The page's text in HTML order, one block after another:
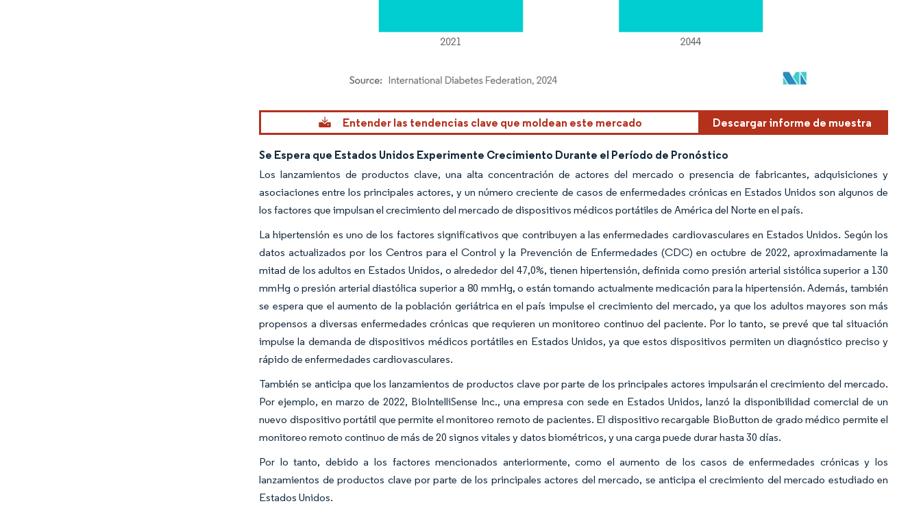
Imagen © Mordor Intelligence. El uso requiere atribución según CC BY 4.0.
Entender las tendencias clave que moldean este mercado Descargar informe de muestra
Se Espera que Estados Unidos Experimente Crecimiento Durante el Período de Pronóstico
Los lanzamientos de productos clave, una alta concentración de actores del mercado o presencia de fabricantes, adquisiciones y
asociaciones entre los principales actores, y un número creciente de casos de enfermedades crónicas en Estados Unidos son algunos de
los factores que impulsan el crecimiento del mercado de dispositivos médicos portátiles de América del Norte en el país.
La hipertensión es uno de los factores significativos que contribuyen a las enfermedades cardiovasculares en Estados Unidos. Según los
datos actualizados por los Centros para el Control y la Prevención de Enfermedades (CDC) en octubre de 2022, aproximadamente la
mitad de los adultos en Estados Unidos, o alrededor del 47,0%, tienen hipertensión, definida como presión arterial sistólica superior a 130
mmHg o presión arterial diastólica superior a 80 mmHg, o están tomando actualmente medicación para la hipertensión. Además, también
se espera que el aumento de la población geriátrica en el país impulse el crecimiento del mercado, ya que los adultos mayores son más
propensos a diversas enfermedades crónicas que requieren un monitoreo continuo del paciente. Por lo tanto, se prevé que tal situación
impulse la demanda de dispositivos médicos portátiles en Estados Unidos, ya que estos dispositivos permiten un diagnóstico preciso y
rápido de enfermedades cardiovasculares.
También se anticipa que los lanzamientos de productos clave por parte de los principales actores impulsarán el crecimiento del mercado.
Por ejemplo, en marzo de 2022, BioIntelliSense Inc., una empresa con sede en Estados Unidos, lanzó la disponibilidad comercial de un
nuevo dispositivo portátil que permite el monitoreo remoto de pacientes. El dispositivo recargable BioButton de grado médico permite el
monitoreo remoto continuo de más de 20 signos vitales y datos biométricos, y una carga puede durar hasta 30 días.
Por lo tanto, debido a los factores mencionados anteriormente, como el aumento de los casos de enfermedades crónicas y los
lanzamientos de productos clave por parte de los principales actores del mercado, se anticipa el crecimiento del mercado estudiado en
Estados Unidos.